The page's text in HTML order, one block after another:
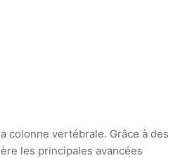
colonne vertébrale. Grâce à des
les principales avancées